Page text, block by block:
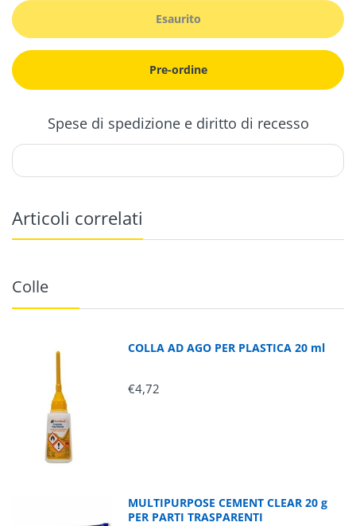
Esaurito
Pre-ordine
Spese di spedizione e diritto di recesso
Articoli correlati
Colle
COLLA AD AGO PER PLASTICA 20 ml
€4,72
MULTIPURPOSE CEMENT CLEAR 20 g
PER PARTI TRASPARENTI